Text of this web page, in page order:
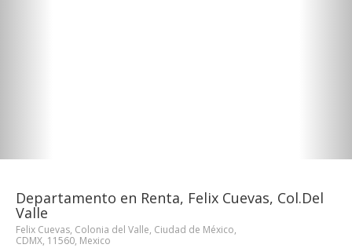
Departamento en Renta, Felix Cuevas, Col.Del
Valle
Felix Cuevas, Colonia del Valle, Ciudad de México,
CDMX, 11560, Mexico